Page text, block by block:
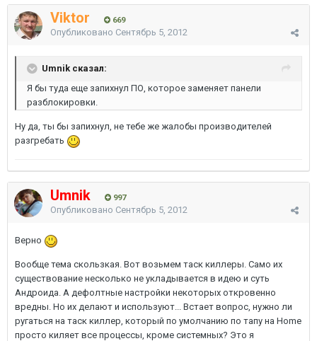
Viktor 669
Опубликовано Сентябрь 5, 2012
Umnik сказал:
Я бы туда еще запихнул ПО, которое заменяет панели
разблокировки.
Ну да, ты бы запихнул, не тебе же жалобы производителей
разгребать
Umnik 997
Опубликовано Сентябрь 5, 2012
Верно
Вообще тема скользкая. Вот возьмем таск киллеры. Само их
существование несколько не укладывается в идею и суть
Андроида. А дефолтные настройки некоторых откровенно
вредны. Но их делают и используют... Встает вопрос, нужно ли
ругаться на таск киллер, который по умолчанию по тапу на Home
просто киляет все процессы, кроме системных? Это я